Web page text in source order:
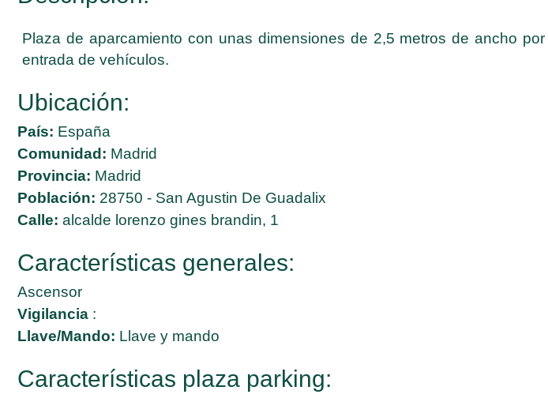
Plaza de aparcamiento con unas dimensiones de 2,5 metros de ancho
entrada de vehículos.
Ubicación:
País: España
Comunidad: Madrid
Provincia: Madrid
Población: 28750 - San Agustin De Guadalix
Calle: alcalde lorenzo gines brandin, 1
Características generales:
Ascensor
Vigilancia:
Llave/Mando: Llave y mando
Características plaza parking: